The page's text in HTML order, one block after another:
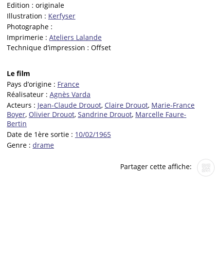
Edition : originale
Illustration : Kerfyser
Photographe :
Imprimerie : Ateliers Lalande
Technique d’impression : Offset
Le film
Pays d’origine : France
Réalisateur : Agnès Varda
Acteurs : Jean-Claude Drouot, Claire Drouot, Marie-France
Boyer, Olivier Drouot, Sandrine Drouot, Marcelle Faure-
Bertin
Date de 1ère sortie : 10/02/1965
Genre : drame
Partager cette affiche: